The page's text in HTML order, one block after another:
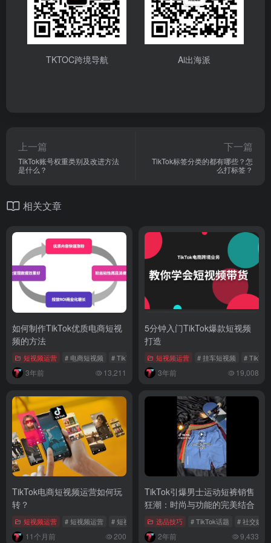
TKTOC跨境导航 Ai出海派
上一篇
TikTok账号权重类别及改进方法
是什么？
下一篇
TikTok标签分类的都有哪些？怎
么打标签？
相关文章
如何制作TikTok优质电商短视
频的方法
短视频运营 # 电商短视频 # TikTok优质短视频 # 短视频脚本
3年前 13,211
5分钟入门TikTok爆款短视频
打造
短视频运营 # 挂车短视频 #
3年前 19,008
TikTok电商短视频运营如何玩
转？
短视频运营 # 短视频运营 # 短视频模版
11个月前 200
TikTok引爆男士运动短裤销售
狂潮：时尚与功能的完美结合
选品技巧 # TikTok话题 # 社交媒体
2年前 9,433